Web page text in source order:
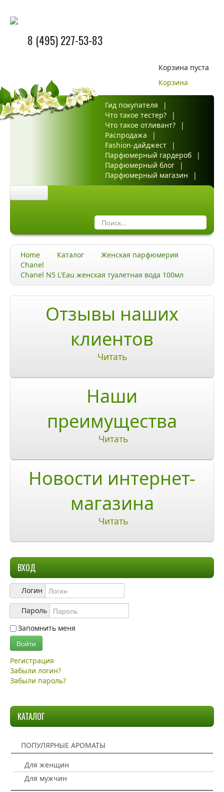
8 (495) 227-53-83
Корзина пуста
Корзина
Гид покупателя
|
Что такое тестер?
|
Что такое отливант?
|
Распродажа
|
Fashion-дайджест
|
Парфюмерный гардероб
|
Парфюмерный блог
|
Парфюмерный магазин
|
Качество и гарантии
Акции и скидки
Акции и скидки
Доставка и оплата по России
Ответы на часто задаваемые вопросы
О компании
Home Каталог
Женская парфюмерия
Chanel
Chanel N5 L'Eau женская туалетная вода 100мл
Отзывы наших
клиентов
Читать
Наши
преимущества
Читать
Новости интернет-
магазина
Читать
ВХОД
Логин
Пароль
Запомнить меня
Войти
Регистрация
Забыли логин?
Забыли пароль?
КАТАЛОГ
ПОПУЛЯРНЫЕ АРОМАТЫ
Для женщин
Для мужчин